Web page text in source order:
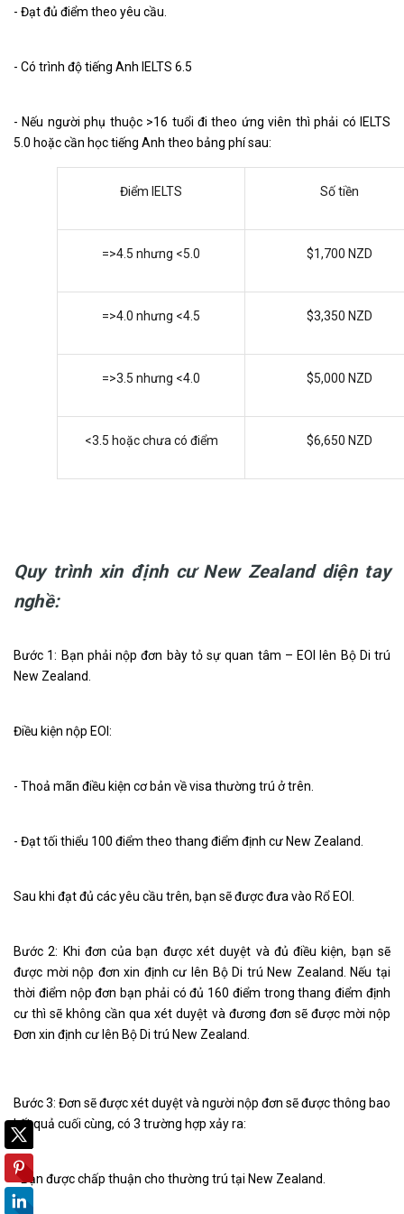
- Đạt đủ điểm theo yêu cầu.
- Có trình độ tiếng Anh IELTS 6.5
- Nếu người phụ thuộc >16 tuổi đi theo ứng viên thì phải có IELTS
5.0 hoặc cần học tiếng Anh theo bảng phí sau:
Điểm IELTS Số tiền
=>4.5 nhưng <5.0 $1,700 NZD
=>4.0 nhưng <4.5 $3,350 NZD
=>3.5 nhưng <4.0 $5,000 NZD
<3.5 hoặc chưa có điểm $6,650 NZD
Quy trình xin định cư New Zealand diện tay
nghề:
Bước 1: Bạn phải nộp đơn bày tỏ sự quan tâm – EOI lên Bộ Di trú
New Zealand.
Điều kiện nộp EOI:
- Thoả mãn điều kiện cơ bản về visa thường trú ở trên.
- Đạt tối thiểu 100 điểm theo thang điểm định cư New Zealand.
Sau khi đạt đủ các yêu cầu trên, bạn sẽ được đưa vào Rổ EOI.
Bước 2: Khi đơn của bạn được xét duyệt và đủ điều kiện, bạn sẽ
được mời nộp đơn xin định cư lên Bộ Di trú New Zealand. Nếu tại
thời điểm nộp đơn bạn phải có đủ 160 điểm trong thang điểm định
cư thì sẽ không cần qua xét duyệt và đương đơn sẽ được mời nộp
Đơn xin định cư lên Bộ Di trú New Zealand.
Bước 3: Đơn sẽ được xét duyệt và người nộp đơn sẽ được thông bao
kết quả cuối cùng, có 3 trường hợp xảy ra:
- Bạn được chấp thuận cho thường trú tại New Zealand.